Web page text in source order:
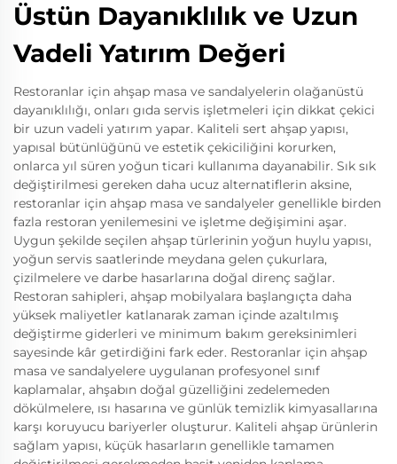
Üstün Dayanıklılık ve Uzun
Vadeli Yatırım Değeri
Restoranlar için ahşap masa ve sandalyelerin olağanüstü
dayanıklılığı, onları gıda servis işletmeleri için dikkat çekici
bir uzun vadeli yatırım yapar. Kaliteli sert ahşap yapısı,
yapısal bütünlüğünü ve estetik çekiciliğini korurken,
onlarca yıl süren yoğun ticari kullanıma dayanabilir. Sık sık
değiştirilmesi gereken daha ucuz alternatiflerin aksine,
restoranlar için ahşap masa ve sandalyeler genellikle birden
fazla restoran yenilemesini ve işletme değişimini aşar.
Uygun şekilde seçilen ahşap türlerinin yoğun huylu yapısı,
yoğun servis saatlerinde meydana gelen çukurlara,
çizilmelere ve darbe hasarlarına doğal direnç sağlar.
Restoran sahipleri, ahşap mobilyalara başlangıçta daha
yüksek maliyetler katlanarak zaman içinde azaltılmış
değiştirme giderleri ve minimum bakım gereksinimleri
sayesinde kâr getirdiğini fark eder. Restoranlar için ahşap
masa ve sandalyelere uygulanan profesyonel sınıf
kaplamalar, ahşabın doğal güzelliğini zedelemeden
dökülmelere, ısı hasarına ve günlük temizlik kimyasallarına
karşı koruyucu bariyerler oluşturur. Kaliteli ahşap ürünlerin
sağlam yapısı, küçük hasarların genellikle tamamen